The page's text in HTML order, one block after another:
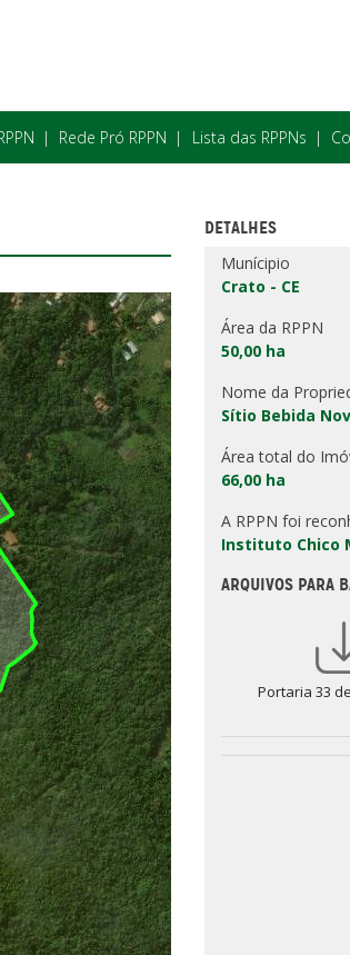
Rede Pró RPPN Lista das RPPNs
DETALHES
Munícipio
Crato - CE
Área da RPPN
50,00 ha
Nome da
Sítio Bebida
Área total do
66,00 ha
A RPPN foi
Instituto Chico
ARQUIVOS PARA
Portaria 33